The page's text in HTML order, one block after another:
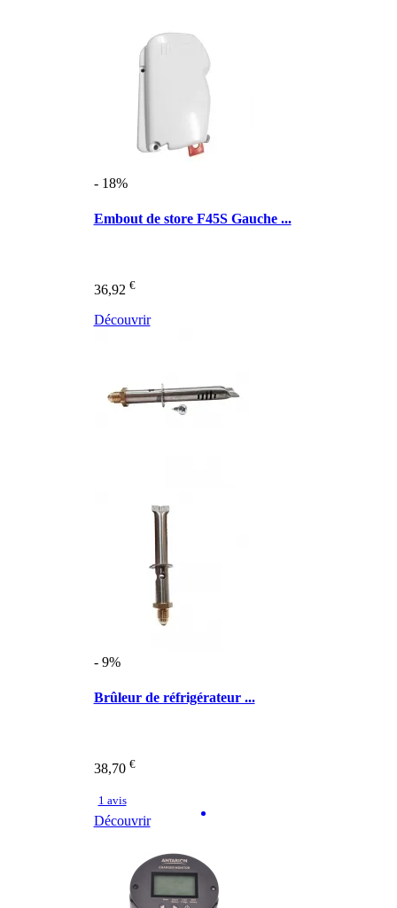
- 18%
Embout de store F45S Gauche ...
36,92 €
Découvrir
- 9%
Brûleur de réfrigérateur ...
38,70 €
1 avis
Découvrir